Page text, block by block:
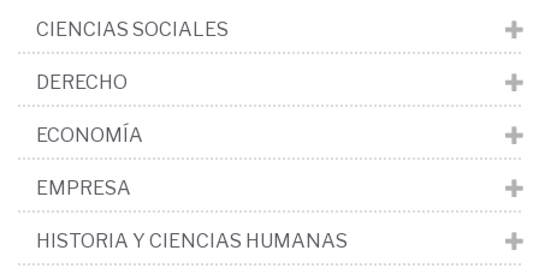
CIENCIAS SOCIALES
DERECHO
ECONOMÍA
EMPRESA
HISTORIA Y CIENCIAS HUMANAS